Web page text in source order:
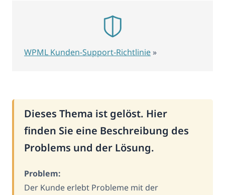
Dieses Thema ist gelöst. Hier
finden Sie eine Beschreibung des
Problems und der Lösung.
Problem:
Der Kunde erlebt Probleme mit der
WPML Kunden-Support-Richtlinie »